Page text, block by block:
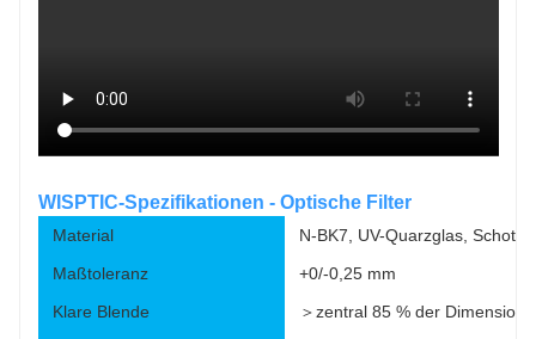
WISPTIC-Spezifikationen - Optische Filter
Material
N-BK7, UV-Quarzglas, Schott-
Maßtoleranz
+0/-0,25 mm
Klare Blende
＞zentral 85 % der Dimension